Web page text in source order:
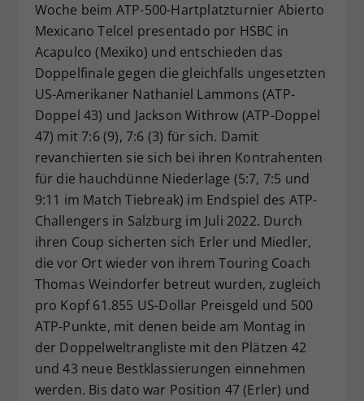
Woche beim ATP-500-Hartplatzturnier Abierto
Mexicano Telcel presentado por HSBC in
Acapulco (Mexiko) und entschieden das
Doppelfinale gegen die gleichfalls ungesetzten
US-Amerikaner Nathaniel Lammons (ATP-
Doppel 43) und Jackson Withrow (ATP-Doppel
47) mit 7:6 (9), 7:6 (3) für sich. Damit
revanchierten sie sich bei ihren Kontrahenten
für die hauchdünne Niederlage (5:7, 7:5 und
9:11 im Match Tiebreak) im Endspiel des ATP-
Challengers in Salzburg im Juli 2022. Durch
ihren Coup sicherten sich Erler und Miedler,
die vor Ort wieder von ihrem Touring Coach
Thomas Weindorfer betreut wurden, zugleich
pro Kopf 61.855 US-Dollar Preisgeld und 500
ATP-Punkte, mit denen beide am Montag in
der Doppelweltrangliste mit den Plätzen 42
und 43 neue Bestklassierungen einnehmen
werden. Bis dato war Position 47 (Erler) und